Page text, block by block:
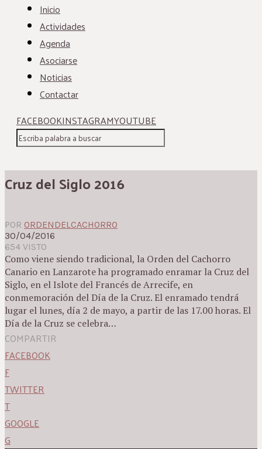
Inicio
Actividades
Agenda
Asociarse
Noticias
Contactar
FACEBOOKINSTAGRAMYOUTUBE
Cruz del Siglo 2016
POR ORDENDELCACHORRO
30/04/2016
654 VISTO
Como viene siendo tradicional, la Orden del Cachorro
Canario en Lanzarote ha programado enramar la Cruz del
Siglo, en el Islote del Francés de Arrecife, en
conmemoración del Día de la Cruz. El enramado tendrá
lugar el lunes, día 2 de mayo, a partir de las 17.00 horas. El
Día de la Cruz se celebra…
COMPARTIR
FACEBOOK
F
TWITTER
T
GOOGLE
G